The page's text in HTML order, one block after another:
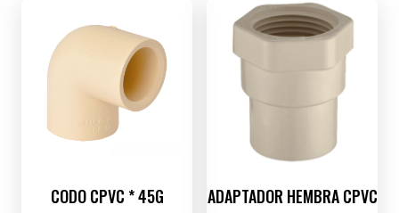
CODO CPVC * 45G ADAPTADOR HEMBRA CPVC